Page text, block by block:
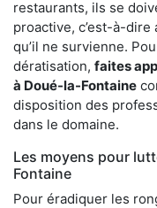
restaurants, ils se
proactive, c’est-à-
qu’il ne survienne.
dératisation, faites
à Doué-la-Fontaine
disposition des
dans le domaine.
Les moyens pour
Fontaine
Pour éradiquer les